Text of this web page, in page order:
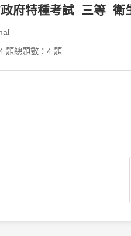
府特種考試_三等_衛
題總題數：4 題